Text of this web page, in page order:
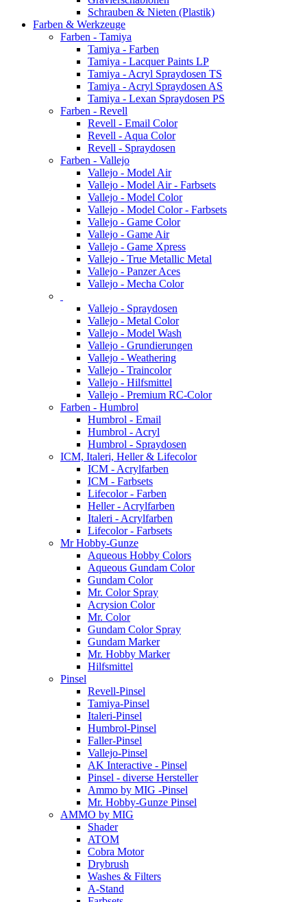
Schrauben & Nieten (Plastik)
Farben & Werkzeuge
Farben - Tamiya
Tamiya - Farben
Tamiya - Lacquer Paints LP
Tamiya - Acryl Spraydosen TS
Tamiya - Acryl Spraydosen AS
Tamiya - Lexan Spraydosen PS
Farben - Revell
Revell - Email Color
Revell - Aqua Color
Revell - Spraydosen
Farben - Vallejo
Vallejo - Model Air
Vallejo - Model Air - Farbsets
Vallejo - Model Color
Vallejo - Model Color - Farbsets
Vallejo - Game Color
Vallejo - Game Air
Vallejo - Game Xpress
Vallejo - True Metallic Metal
Vallejo - Panzer Aces
Vallejo - Mecha Color
Vallejo - Spraydosen
Vallejo - Metal Color
Vallejo - Model Wash
Vallejo - Grundierungen
Vallejo - Weathering
Vallejo - Traincolor
Vallejo - Hilfsmittel
Vallejo - Premium RC-Color
Farben - Humbrol
Humbrol - Email
Humbrol - Acryl
Humbrol - Spraydosen
ICM, Italeri, Heller & Lifecolor
ICM - Acrylfarben
ICM - Farbsets
Lifecolor - Farben
Heller - Acrylfarben
Italeri - Acrylfarben
Lifecolor - Farbsets
Mr Hobby-Gunze
Aqueous Hobby Colors
Aqueous Gundam Color
Gundam Color
Mr. Color Spray
Acrysion Color
Mr. Color
Gundam Color Spray
Gundam Marker
Mr. Hobby Marker
Hilfsmittel
Pinsel
Revell-Pinsel
Tamiya-Pinsel
Italeri-Pinsel
Humbrol-Pinsel
Faller-Pinsel
Vallejo-Pinsel
AK Interactive - Pinsel
Pinsel - diverse Hersteller
Ammo by MIG -Pinsel
Mr. Hobby-Gunze Pinsel
AMMO by MIG
Shader
ATOM
Cobra Motor
Drybrush
Washes & Filters
A-Stand